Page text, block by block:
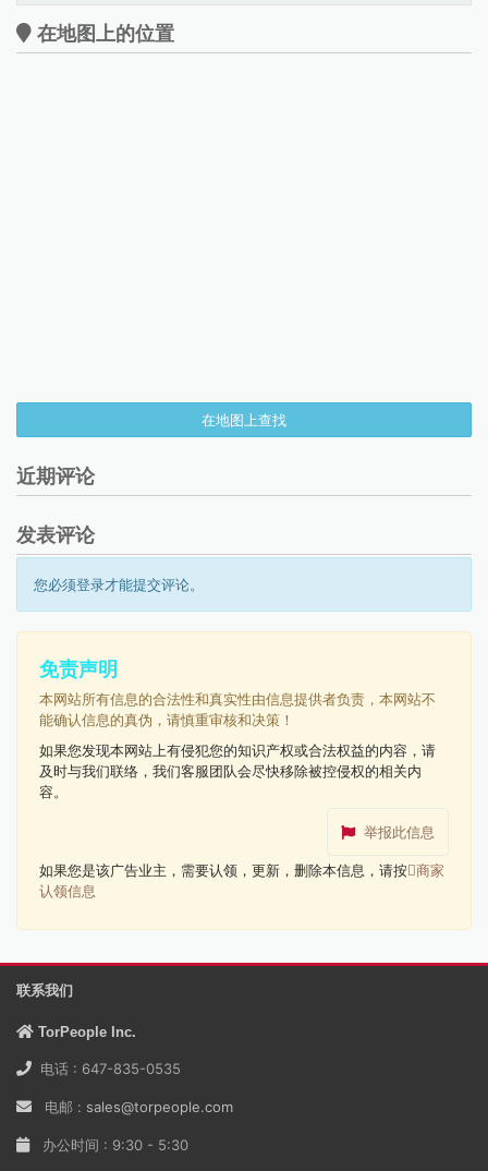
在地图上的位置
在地图上查找
近期评论
发表评论
您必须登录才能提交评论。
免责声明
本网站所有信息的合法性和真实性由信息提供者负责，本网站不
能确认信息的真伪，请慎重审核和决策！
如果您发现本网站上有侵犯您的知识产权或合法权益的内容，请
及时与我们联络，我们客服团队会尽快移除被控侵权的相关内
容。
举报此信息
如果您是该广告业主，需要认领，更新，删除本信息，请按 商家
认领信息
联系我们
TorPeople Inc.
电话 : 647-835-0535
电邮 : sales@torpeople.com
办公时间 : 9:30 - 5:30